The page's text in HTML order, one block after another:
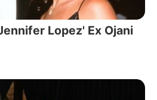
Lopez' Ex Ojani